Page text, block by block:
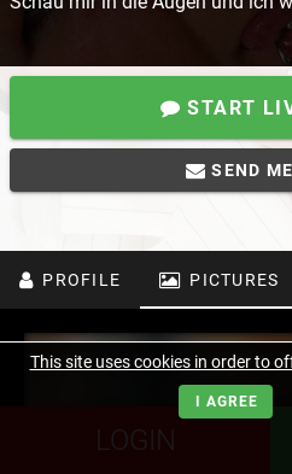
START
SEND
PROFILE PICTURES
LOGIN
This site uses cookies in order to
I AGREE